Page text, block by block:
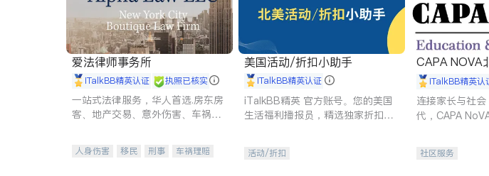
爱法律师事务所
iTalkBB精英认证 执照已核实
一站式法律服务，华人首选.房东房
客、地产交易、意外伤害、车祸重
人身伤害 移民 刑事
车祸理赔
美国活动/折扣小助手
iTalkBB精英认证
iTalkBB精英 官方账号。您的美国
生活福利播报员，精选独家折扣、
活动/折扣
CAPA NOVA
iTalkBB精英认
连接家长与社
代，CAPA
社区服务